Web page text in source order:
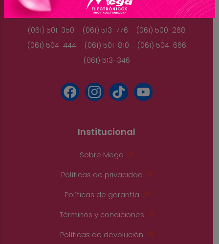
Paraguay
(061) 501-350 - (061) 513-776 - (061) 500-268
(061) 504-444 - (061) 501-810 - (061) 504-666
(061) 513-346
Institucional
Sobre Mega
Políticas de privacidad
Políticas de garantía
Términos y condiciones
Políticas de devolución